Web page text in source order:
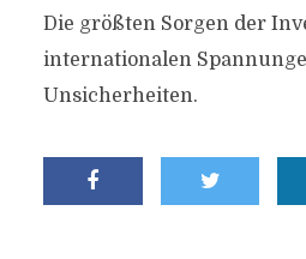
Die größten Sorgen der
internationalen
Unsicherheiten.